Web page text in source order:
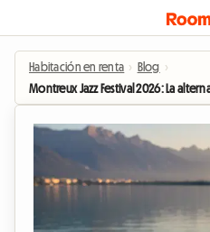
Habitación en renta › Blog ›
Montreux Jazz Festival 2026: La